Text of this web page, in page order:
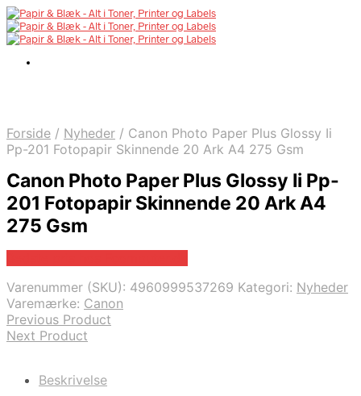
Forside / Nyheder / Canon Photo Paper Plus Glossy Ii
Pp-201 Fotopapir Skinnende 20 Ark A4 275 Gsm
Canon Photo Paper Plus Glossy Ii Pp-
201 Fotopapir Skinnende 20 Ark A4
275 Gsm
Varenummer (SKU): 4960999537269 Kategori: Nyheder
Varemærke: Canon
Previous Product
Next Product
Beskrivelse